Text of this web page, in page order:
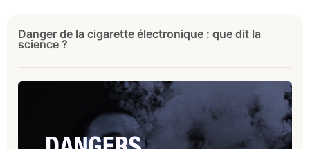
Danger de la cigarette électronique : que dit la
science ?